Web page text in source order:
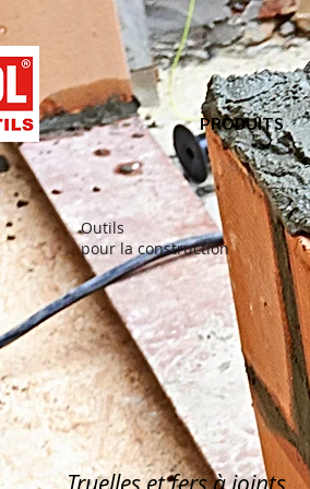
PRODUITS
Outils
pour la construction